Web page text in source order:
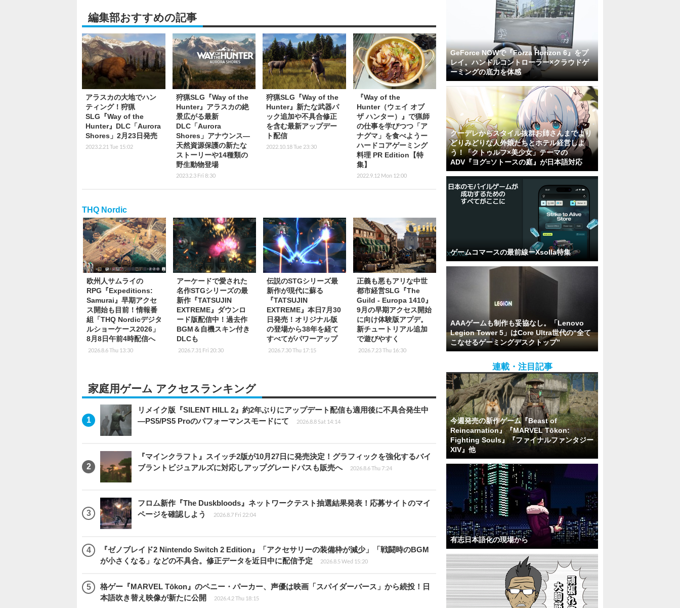
編集部おすすめの記事
アラスカの大地でハン
ティング！狩猟
SLG『Way of the
Hunter』DLC「Aurora
Shores」2月23日発売
2023.2.21 Tue 15:02
狩猟SLG『Way of the
Hunter』アラスカの絶
景広がる最新
DLC「Aurora
Shores」アナウンス―
天然資源保護の新たな
ストーリーや14種類の
野生動物登場
2023.2.3 Fri 8:30
狩猟SLG『Way of the
Hunter』新たな武器パ
ック追加や不具合修正
を含む最新アップデー
ト配信
2022.10.18 Tue 23:30
『Way of the
Hunter（ウェイ オブ
ザ ハンター）』で猟師
の仕事を学びつつ「ア
ナグマ」を食べようー
ハードコアゲーミング
料理 PR Edition【特
集】
2022.9.12 Mon 12:00
THQ Nordic
欧州人サムライの
RPG『Expeditions:
Samurai』早期アクセ
ス開始も目前！情報番
組「THQ Nordicデジタ
ルショーケース2026」
8月8日午前4時配信へ
2026.8.6 Thu 13:30
アーケードで愛された
名作STGシリーズの最
新作『TATSUJIN
EXTREME』ダウンロ
ード版配信中！過去作
BGM＆自機スキン付き
DLCも
2026.7.31 Fri 20:30
伝説のSTGシリーズ最
新作が現代に蘇る
『TATSUJIN
EXTREME』本日7月30
日発売！オリジナル版
の登場から38年を経て
すべてがパワーアップ
2026.7.30 Thu 17:15
正義も悪もアリな中世
都市経営SLG『The
Guild - Europa 1410』
9月の早期アクセス開始
に向け体験版アプデ。
新チュートリアル追加
で遊びやすく
2026.7.23 Thu 16:30
家庭用ゲーム アクセスランキング
リメイク版『SILENT HILL 2』約2年ぶりにアップデート配信も適用後に不具合発生中
―PS5/PS5 Proのパフォーマンスモードにて
2026.8.8 Sat 14:14
『マインクラフト』スイッチ2版が10月27日に発売決定！グラフィックを強化するバイ
ブラントビジュアルズに対応しアップグレードパスも販売へ
2026.8.6 Thu 7:24
フロム新作『The Duskbloods』ネットワークテスト抽選結果発表！応募サイトのマイ
ページを確認しよう
2026.8.7 Fri 22:04
『ゼノブレイド2 Nintendo Switch 2 Edition』「アクセサリーの装備枠が減少」「戦闘時のBGM
が小さくなる」などの不具合。修正データを近日中に配信予定
2026.8.5 Wed 15:20
格ゲー『MARVEL Tōkon』のペニー・パーカー、声優は映画「スパイダーバース」から続投！日
本語吹き替え映像が新たに公開
2026.4.2 Thu 18:15
GeForce NOWで『Forza Horizon 6』をプ
レイ。ハンドルコントローラー×クラウドゲ
ーミングの底力を体感
クーデレからスタイル抜群お姉さんまでより
どりみどりな人外娘たちとホテル経営しよ
う！「クトゥルフ×美少女」テーマの
ADV『ヨグ=ソトースの庭』が日本語対応
ゲームコマースの最前線ーXsolla特集
AAAゲームも制作も妥協なし。「Lenovo
Legion Tower 5」はCore Ultra世代の“全て
こなせるゲーミングデスクトップ”
連載・注目記事
今週発売の新作ゲーム『Beast of
Reincarnation』『MARVEL Tōkon:
Fighting Souls』『ファイナルファンタジー
XIV』他
有志日本語化の現場から